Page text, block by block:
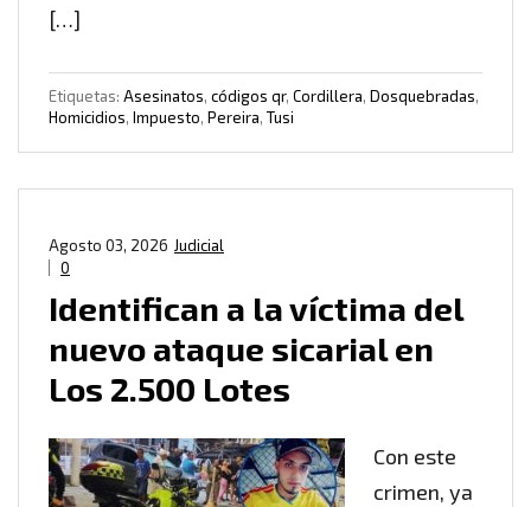
[…]
Etiquetas: Asesinatos, códigos qr, Cordillera, Dosquebradas,
Homicidios, Impuesto, Pereira, Tusi
Judicial
Agosto 03, 2026
0
Identifican a la víctima del
nuevo ataque sicarial en
Los 2.500 Lotes
Con este
crimen, ya